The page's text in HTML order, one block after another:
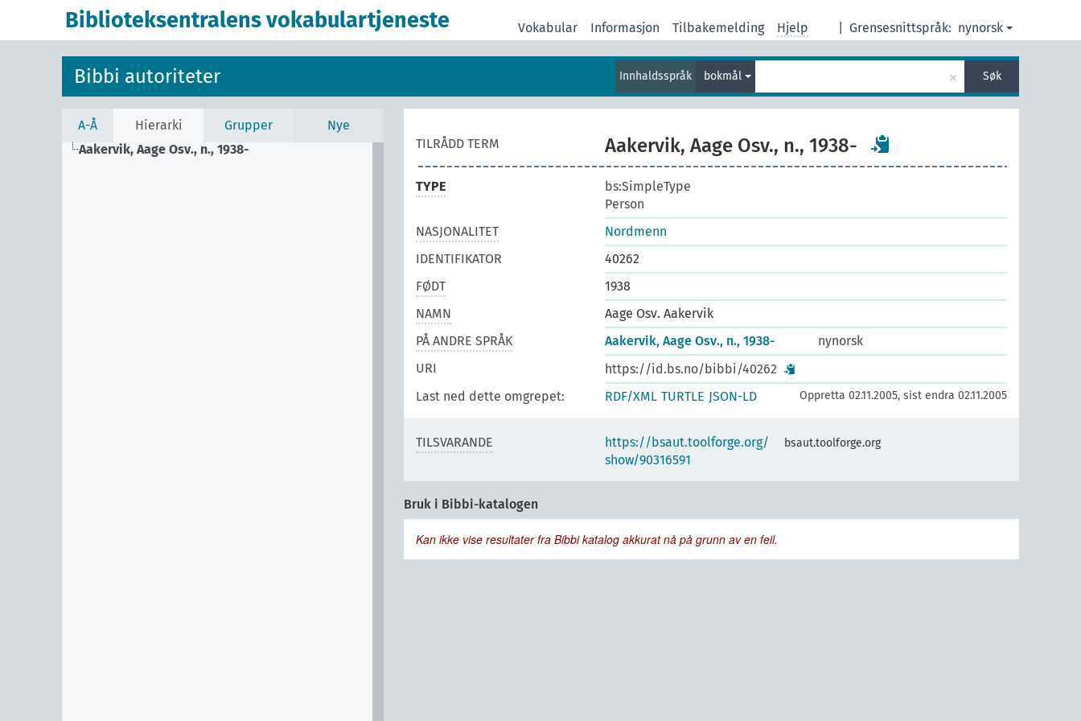
Biblioteksentralens vokabulartjeneste Grensesnittspråk: nynorsk
Vokabular Informasjon Tilbakemelding Hjelp
Bibbi autoriteter Innhaldsspråk bokmål × Søk
A-Å Hierarki Grupper
Nye
Aakervik, Aage Osv., n., 1938-
TILRÅDD TERM Aakervik, Aage Osv., n., 1938-
TYPE
bs:SimpleType
Person
NASJONALITET
Nordmenn
IDENTIFIKATOR
40262
FØDT
1938
NAMN
Aage Osv. Aakervik
PÅ ANDRE SPRÅK
Aakervik, Aage Osv., n., 1938-
nynorsk
URI
https://id.bs.no/bibbi/40262
Last ned dette omgrepet:
RDF/XML TURTLE JSON-LD Oppretta 02.11.2005, sist endra 02.11.2005
TILSVARANDE
https://bsaut.toolforge.org/
show/90316591
bsaut.toolforge.org
Bruk i Bibbi-katalogen
Kan ikke vise resultater fra Bibbi katalog akkurat nå på grunn av en feil.